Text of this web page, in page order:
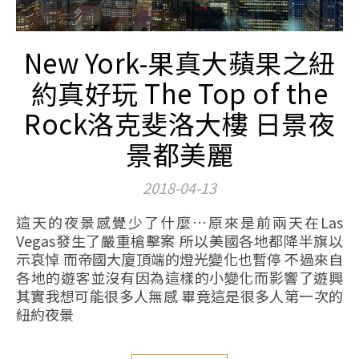
New York-果真大蘋果之紐
約真好玩 The Top of the
Rock洛克斐洛大樓 日景夜
景都美麗
2018-04-13
這天的夜景感覺少了什麼…原來是前兩天在Las
Vegas發生了嚴重槍擊案 所以美國各地都降半旗以
示哀悼 而帝國大廈頂端的燈光變化也暫停 不過來自
各地的遊客並沒有因為這樣的小變化而影響了遊興
其實我想可能很多人無感 畢竟這是很多人第一次的
紐約夜景